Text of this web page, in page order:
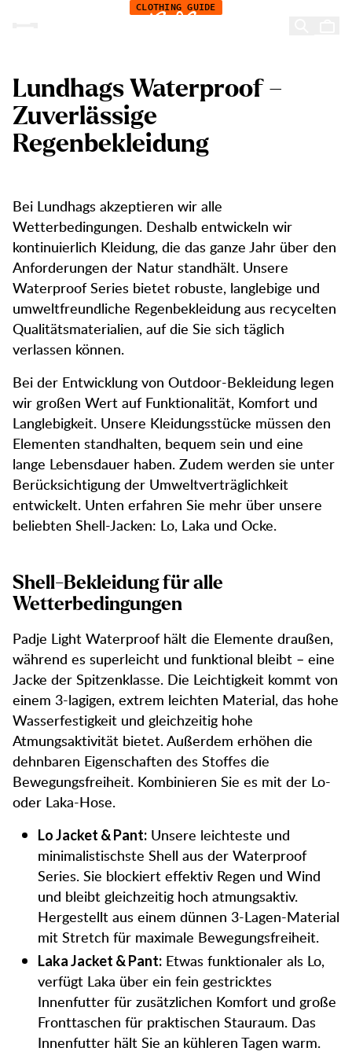
Im Detail: Wasserdichte Shell-Jacken
CLOTHING GUIDE
Lundhags Waterproof –
Zuverlässige
Regenbekleidung
Bei Lundhags akzeptieren wir alle
Wetterbedingungen. Deshalb entwickeln wir
kontinuierlich Kleidung, die das ganze Jahr über den
Anforderungen der Natur standhält. Unsere
Waterproof Series bietet robuste, langlebige und
umweltfreundliche Regenbekleidung aus recycelten
Qualitätsmaterialien, auf die Sie sich täglich
verlassen können.
Bei der Entwicklung von Outdoor-Bekleidung legen
wir großen Wert auf Funktionalität, Komfort und
Langlebigkeit. Unsere Kleidungsstücke müssen den
Elementen standhalten, bequem sein und eine
lange Lebensdauer haben. Zudem werden sie unter
Berücksichtigung der Umweltverträglichkeit
entwickelt. Unten erfahren Sie mehr über unsere
beliebten Shell-Jacken: Lo, Laka und Ocke.
Shell-Bekleidung für alle
Wetterbedingungen
Padje Light Waterproof hält die Elemente draußen,
während es superleicht und funktional bleibt – eine
Jacke der Spitzenklasse. Die Leichtigkeit kommt von
einem 3-lagigen, extrem leichten Material, das hohe
Wasserfestigkeit und gleichzeitig hohe
Atmungsaktivität bietet. Außerdem erhöhen die
dehnbaren Eigenschaften des Stoffes die
Bewegungsfreiheit. Kombinieren Sie es mit der Lo-
oder Laka-Hose.
Lo Jacket & Pant: Unsere leichteste und
minimalistischste Shell aus der Waterproof
Series. Sie blockiert effektiv Regen und Wind
und bleibt gleichzeitig hoch atmungsaktiv.
Hergestellt aus einem dünnen 3-Lagen-Material
mit Stretch für maximale Bewegungsfreiheit.
Laka Jacket & Pant: Etwas funktionaler als Lo,
verfügt Laka über ein fein gestricktes
Innenfutter für zusätzlichen Komfort und große
Fronttaschen für praktischen Stauraum. Das
Innenfutter hält Sie an kühleren Tagen warm.